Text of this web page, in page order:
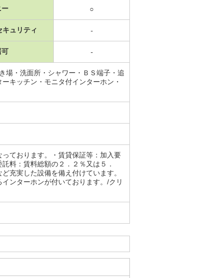
ー ○
キュリティ -
可 -
場・洗面所・シャワー・ＢＳ端子・追
キッチン・モニタ付インターホン・
ております。・賃貸保証等：加入要
料：賃料総額の２．２％又は５．
充実した設備を備え付けています。
ンターホンが付いております。/クリ